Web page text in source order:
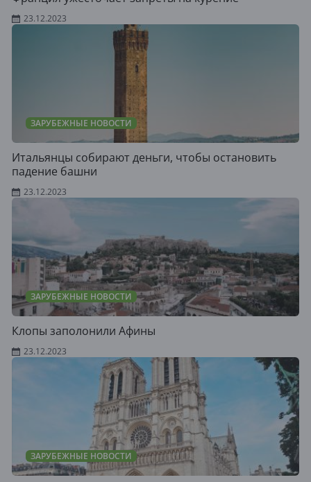
23.12.2023
ЗАРУБЕЖНЫЕ НОВОСТИ
Итальянцы собирают деньги, чтобы остановить
падение башни
23.12.2023
ЗАРУБЕЖНЫЕ НОВОСТИ
Клопы заполонили Афины
23.12.2023
ЗАРУБЕЖНЫЕ НОВОСТИ